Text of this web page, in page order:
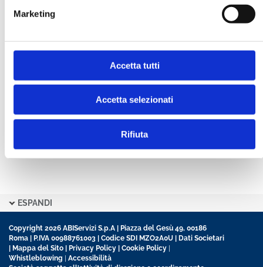
Marketing
Accetta tutti
Accetta selezionati
Rifiuta
Ho letto e accetto l’informativa sulla
Ho preso visione delleCondizioni Generalidi
contratto disciplinanti il sito
ESPANDI
Copyright 2026 ABIServizi S.p.A | Piazza del Gesù 49, 00186
Roma | P.IVA 00988761003 | Codice SDI MZO2A0U | Dati Societari
| Mappa del Sito | Privacy Policy | Cookie Policy |
Whistleblowing | Accessibilità